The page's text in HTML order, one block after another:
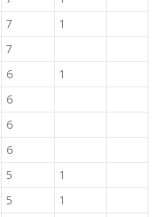
7
1
7
6
1
6
6
6
5
1
5
1